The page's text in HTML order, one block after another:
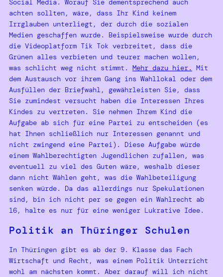
Social Media. Worauf Sie dementsprechend auch
achten sollten, wäre, dass Ihr Kind keinem
Irrglauben unterliegt, der durch die sozialen
Medien geschaffen wurde. Beispielsweise wurde durch
die Videoplatform Tik Tok verbreitet, dass die
Grünen alles verbieten und teurer machen wollen,
was schlicht weg nicht stimmt. Mehr dazu hier.
Mit
dem Austausch vor ihrem Gang ins Wahllokal oder dem
Ausfüllen der Briefwahl, gewährleisten Sie, dass
Sie zumindest versucht haben die Interessen Ihres
Kindes zu vertreten. Sie nehmen Ihrem Kind die
Aufgabe ab sich für eine Partei zu entscheiden (es
hat Ihnen schließlich nur Interessen genannt und
nicht zwingend eine Partei). Diese Aufgabe würde
einem Wahlberechtigten Jugendlichen zufallen, was
eventuell zu viel des Guten wäre, weshalb dieser
dann nicht Wählen geht, was die Wahlbeteiligung
senken würde. Da das allerdings nur Spekulationen
sind, bin ich nicht per se gegen ein Wahlrecht ab
16, halte es nur für eine weniger Lukrative Idee.
Politik an Thüringer Schulen
In Thüringen gibt es ab der 9. Klasse das Fach
Wirtschaft und Recht, was einem Politik Unterricht
wohl am nächsten kommt. Aber darauf will ich nicht